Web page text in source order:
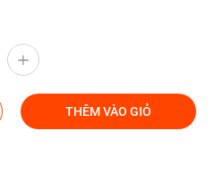
THÊM VÀO GIỎ